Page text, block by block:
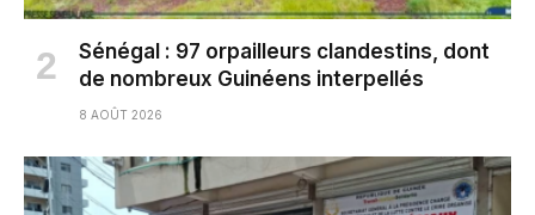
Sénégal : 97 orpailleurs clandestins, dont
de nombreux Guinéens interpellés
8 AOÛT 2026